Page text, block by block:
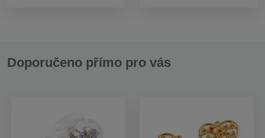
Doporučeno přímo pro vás